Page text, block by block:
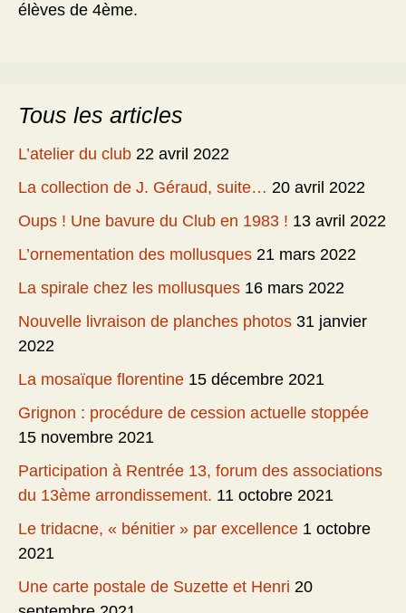
élèves de 4ème.
Tous les articles
L’atelier du club 22 avril 2022
La collection de J. Géraud, suite… 20 avril 2022
Oups ! Une bavure du Club en 1983 ! 13 avril 2022
L’ornementation des mollusques 21 mars 2022
La spirale chez les mollusques 16 mars 2022
Nouvelle livraison de planches photos 31 janvier
2022
La mosaïque florentine 15 décembre 2021
Grignon : procédure de cession actuelle stoppée
15 novembre 2021
Participation à Rentrée 13, forum des associations
du 13ème arrondissement. 11 octobre 2021
Le tridacne, « bénitier » par excellence 1 octobre
2021
Une carte postale de Suzette et Henri 20